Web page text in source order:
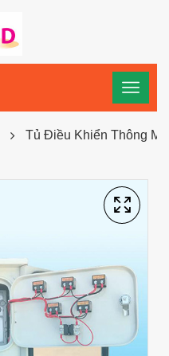
Tủ Điều Khiển Thông